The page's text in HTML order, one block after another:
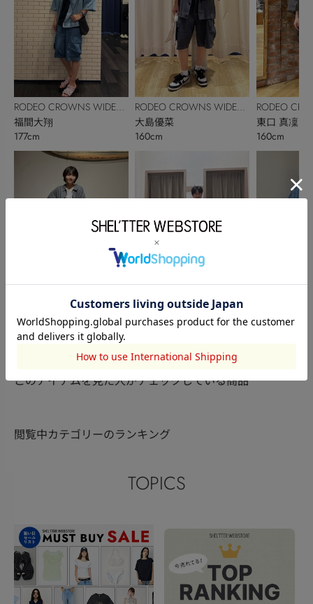
RODEO CROWNS WIDE
BOWL
福間大翔
177cm
BOWL
佐藤 亜寿香
158cm
RODEO CROWNS WIDE
BOWL
大島優菜
160cm
RODEO CROWNS WIDE
BOWL
兵庫 優人
RODEO
BOWL
東口 真凜
160cm
BOWL
篠原杏実
このアイテムを見た人がチェックしている商品
閲覧中カテゴリーのランキング
TOPICS